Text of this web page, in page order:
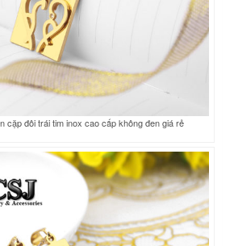
cặp đôi trái tim inox cao cấp không đen giá rẻ